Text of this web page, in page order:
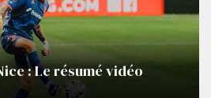
: Le résumé vidéo